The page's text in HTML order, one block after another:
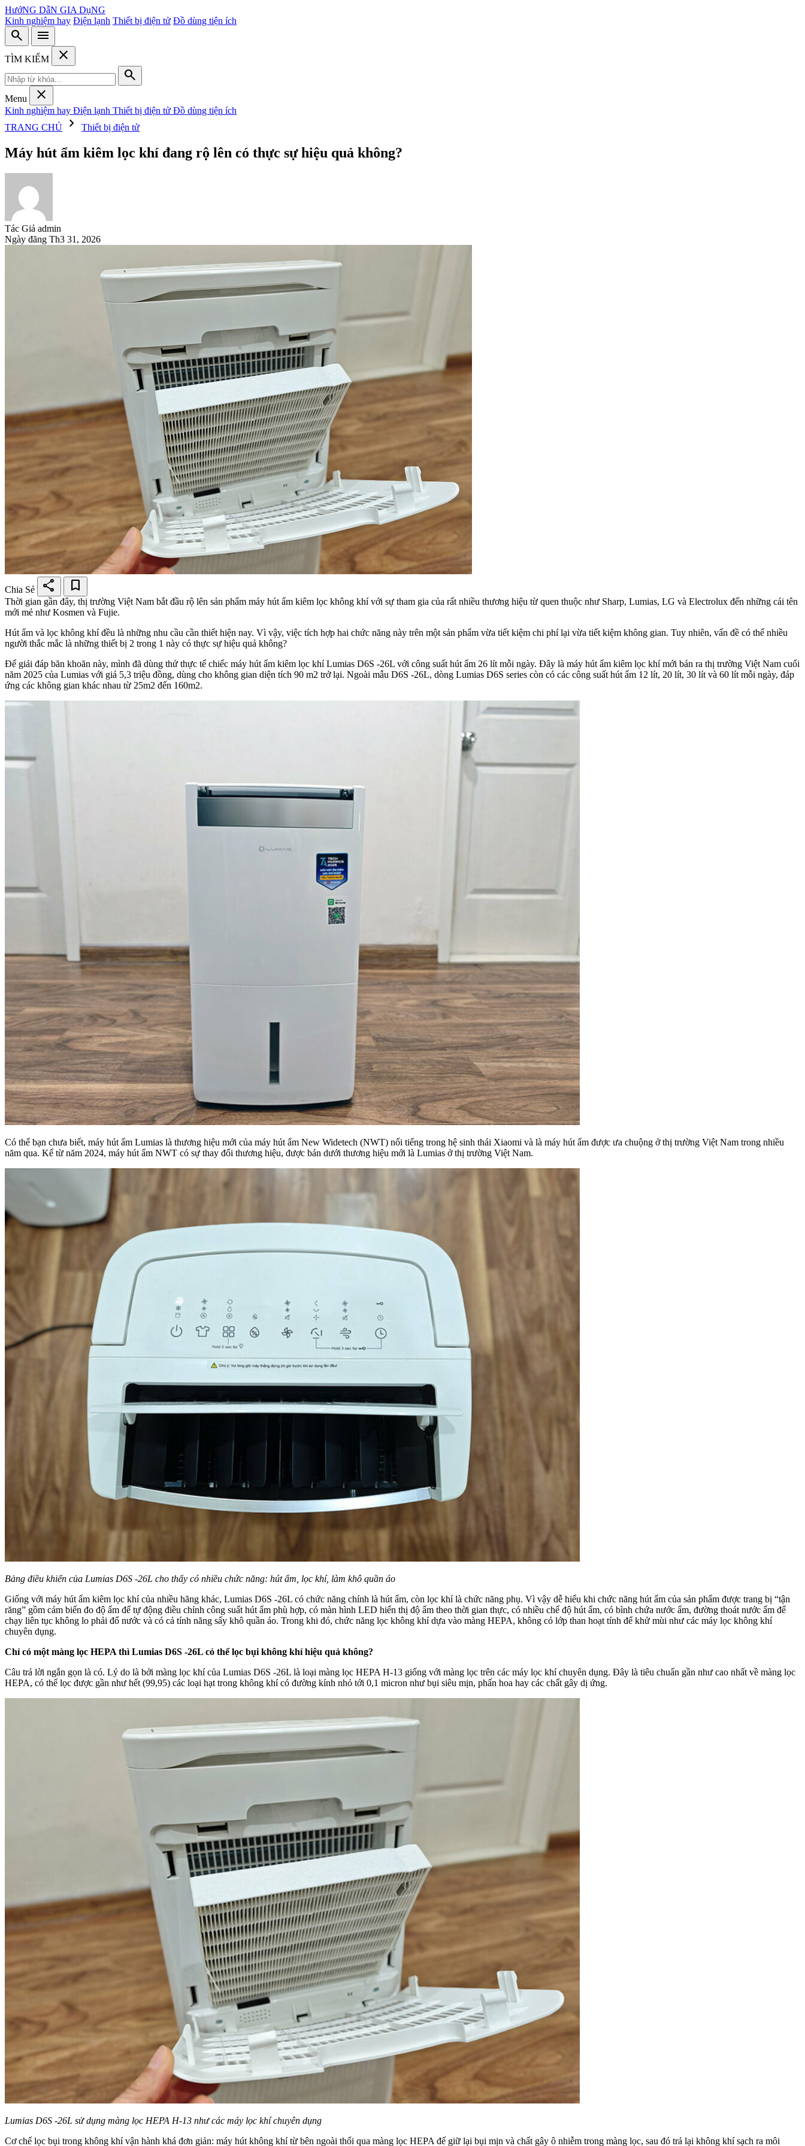
HướNG DẫN GIA DụNG
Kinh nghiệm hay Điện lạnh Thiết bị điện tử Đồ dùng tiện ích
search menu
TÌM KIẾM
close
search
Menu close
Kinh nghiệm hay Điện lạnh Thiết bị điện tử Đồ dùng tiện ích
TRANG CHỦ
chevron_right Thiết bị điện tử
Máy hút ẩm kiêm lọc khí đang rộ lên có thực sự hiệu quả không?
Tác Giả admin
Ngày đăng Th3 31, 2026
Chia Sẻ share bookmark
Thời gian gần đây, thị trường Việt Nam bắt đầu rộ lên sản phẩm máy hút ẩm kiêm lọc không khí với sự tham gia của rất nhiều thương hiệu từ quen thuộc như Sharp, Lumias, LG và Electrolux đến những cái tên
mới mẻ như Kosmen và Fujie.
Hút ẩm và lọc không khí đều là những nhu cầu cần thiết hiện nay. Vì vậy, việc tích hợp hai chức năng này trên một sản phẩm vừa tiết kiệm chi phí lại vừa tiết kiệm không gian. Tuy nhiên, vấn đề có thể nhiều
người thắc mắc là những thiết bị 2 trong 1 này có thực sự hiệu quả không?
Để giải đáp băn khoăn này, mình đã dùng thử thực tế chiếc máy hút ẩm kiêm lọc khí Lumias D6S -26L với công suất hút ẩm 26 lít mỗi ngày. Đây là máy hút ẩm kiêm lọc khí mới bán ra thị trường Việt Nam cuối
năm 2025 của Lumias với giá 5,3 triệu đồng, dùng cho không gian diện tích 90 m2 trở lại. Ngoài mẫu D6S -26L, dòng Lumias D6S series còn có các công suất hút ẩm 12 lít, 20 lít, 30 lít và 60 lít mỗi ngày, đáp
ứng các không gian khác nhau từ 25m2 đến 160m2.
Có thể bạn chưa biết, máy hút ẩm Lumias là thương hiệu mới của máy hút ẩm New Widetech (NWT) nổi tiếng trong hệ sinh thái Xiaomi và là máy hút ẩm được ưa chuộng ở thị trường Việt Nam trong nhiều
năm qua. Kể từ năm 2024, máy hút ẩm NWT có sự thay đổi thương hiệu, được bán dưới thương hiệu mới là Lumias ở thị trường Việt Nam.
Bảng điều khiển của Lumias D6S -26L cho thấy có nhiều chức năng: hút ẩm, lọc khí, làm khô quần áo
Giống với máy hút ẩm kiêm lọc khí của nhiều hãng khác, Lumias D6S -26L có chức năng chính là hút ẩm, còn lọc khí là chức năng phụ. Vì vậy dễ hiểu khi chức năng hút ẩm của sản phẩm được trang bị “tận
răng” gồm cảm biến đo độ ẩm để tự động điều chỉnh công suất hút ẩm phù hợp, có màn hình LED hiển thị độ ẩm theo thời gian thực, có nhiều chế độ hút ẩm, có bình chứa nước ẩm, đường thoát nước ẩm để
chạy liên tục không lo phải đổ nước và có cả tính năng sấy khô quần áo. Trong khi đó, chức năng lọc không khí dựa vào màng HEPA, không có lớp than hoạt tính để khử mùi như các máy lọc không khí
chuyên dụng.
Chỉ có một màng lọc HEPA thì Lumias D6S -26L có thể lọc bụi không khí hiệu quả không?
Câu trả lời ngắn gọn là có. Lý do là bởi màng lọc khí của Lumias D6S -26L là loại màng lọc HEPA H-13 giống với màng lọc trên các máy lọc khí chuyên dụng. Đây là tiêu chuẩn gần như cao nhất về màng lọc
HEPA, có thể lọc được gần như hết (99,95) các loại hạt trong không khí có đường kính nhỏ tới 0,1 micron như bụi siêu mịn, phấn hoa hay các chất gây dị ứng.
Lumias D6S -26L sử dụng màng lọc HEPA H-13 như các máy lọc khí chuyên dụng
Cơ chế lọc bụi trong không khí vận hành khá đơn giản: máy hút không khí từ bên ngoài thổi qua màng lọc HEPA để giữ lại bụi mịn và chất gây ô nhiễm trong màng lọc, sau đó trả lại không khí sạch ra môi